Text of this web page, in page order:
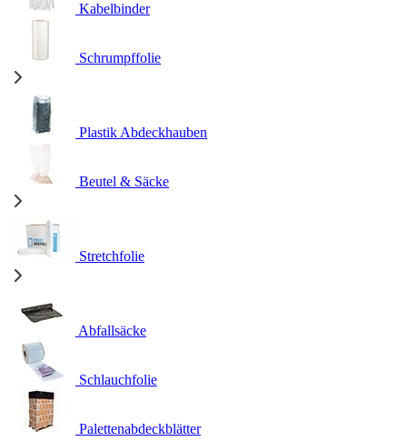
Kabelbinder
Schrumpffolie
Plastik Abdeckhauben
Beutel & Säcke
Stretchfolie
Abfallsäcke
Schlauchfolie
Palettenabdeckblätter